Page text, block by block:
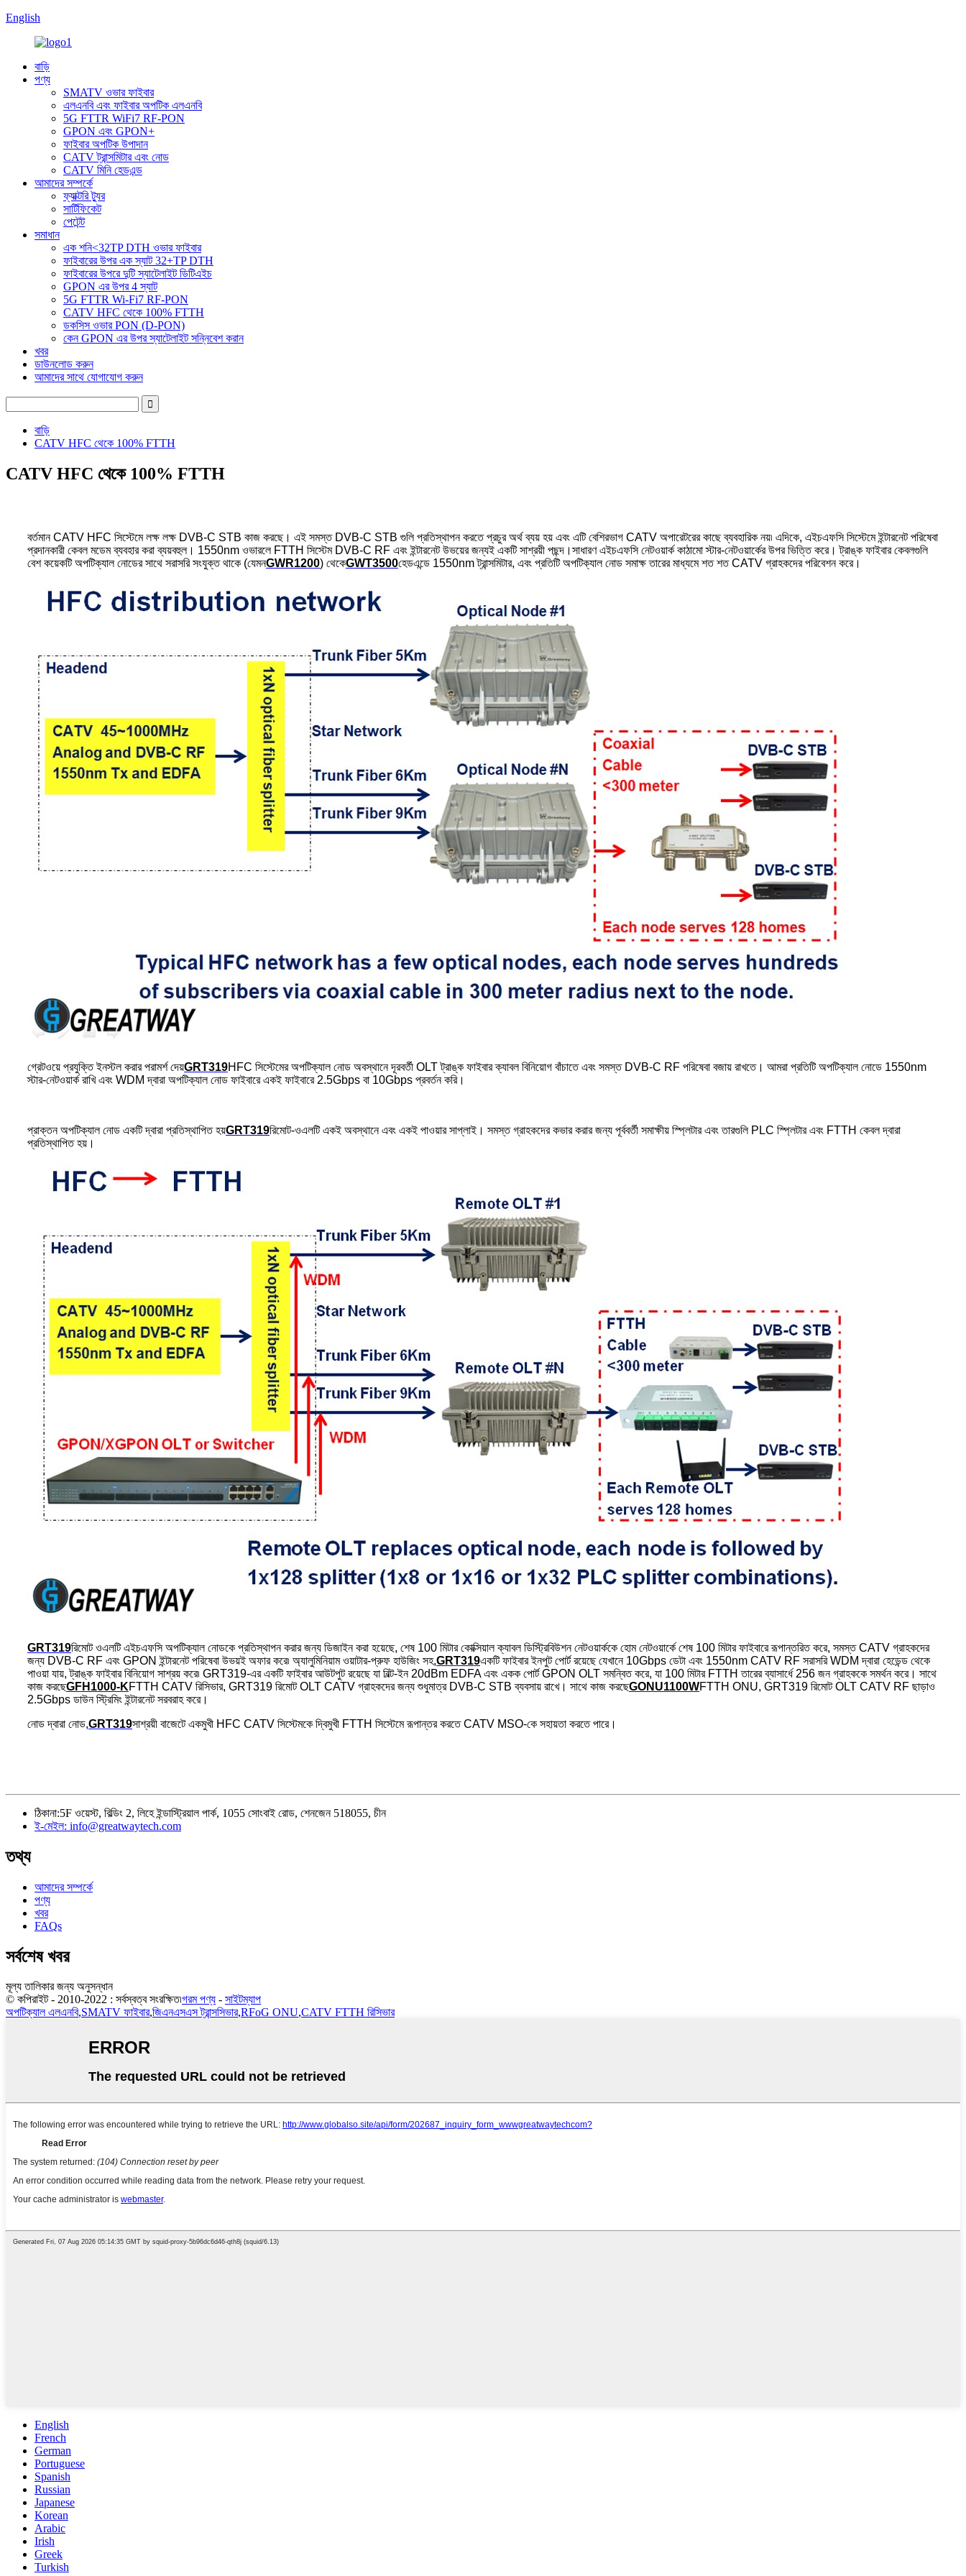
English
বাড়ি
পণ্য
SMATV ওভার ফাইবার
এলএনবি এবং ফাইবার অপটিক এলএনবি
5G FTTR WiFi7 RF-PON
GPON এবং GPON+
ফাইবার অপটিক উপাদান
CATV ট্রান্সমিটার এবং নোড
CATV মিনি হেডএন্ড
আমাদের সম্পর্কে
ফ্যাক্টরি ট্যুর
সার্টিফিকেট
পেটেন্ট
সমাধান
এক শনি<32TP DTH ওভার ফাইবার
ফাইবারের উপর এক স্যাট 32+TP DTH
ফাইবারের উপরে দুটি স্যাটেলাইট ডিটিএইচ
GPON এর উপর 4 স্যাট
5G FTTR Wi-Fi7 RF-PON
CATV HFC থেকে 100% FTTH
ডকসিস ওভার PON (D-PON)
কেন GPON এর উপর স্যাটেলাইট সন্নিবেশ করান
খবর
ডাউনলোড করুন
আমাদের সাথে যোগাযোগ করুন
বাড়ি
CATV HFC থেকে 100% FTTH
CATV HFC থেকে 100% FTTH
বর্তমান CATV HFC সিস্টেমে লক্ষ লক্ষ DVB-C STB কাজ করছে। এই সমস্ত DVB-C STB গুলি প্রতিস্থাপন করতে প্রচুর অর্থ ব্যয় হয় এবং এটি বেশিরভাগ CATV অপারেটরের কাছে ব্যবহারিক নয়৷ এদিকে, এইচএফসি সিস্টেমে ইন্টারনেট পরিষেবা
প্রদানকারী কেবল মডেম ব্যবহার করা ব্যয়বহুল। 1550nm ওভারলে FTTH সিস্টেম DVB-C RF এবং ইন্টারনেট উভয়ের জন্যই একটি সাশ্রয়ী পছন্দ। সাধারণ এইচএফসি নেটওয়ার্ক কাঠামো স্টার-নেটওয়ার্কের উপর ভিত্তি করে। ট্রাঙ্ক ফাইবার কেবলগুলি
বেশ কয়েকটি অপটিক্যাল নোডের সাথে সরাসরি সংযুক্ত থাকে (যেমনGWR1200) থেকেGWT3500হেডএন্ডে 1550nm ট্রান্সমিটার, এবং প্রতিটি অপটিক্যাল নোড সমাক্ষ তারের মাধ্যমে শত শত CATV গ্রাহকদের পরিবেশন করে।
গ্রেটওয়ে প্রযুক্তি ইনস্টল করার পরামর্শ দেয়GRT319HFC সিস্টেমের অপটিক্যাল নোড অবস্থানে দূরবর্তী OLT ট্রাঙ্ক ফাইবার ক্যাবল বিনিয়োগ বাঁচাতে এবং সমস্ত DVB-C RF পরিষেবা বজায় রাখতে। আমরা প্রতিটি অপটিক্যাল নোডে 1550nm
স্টার-নেটওয়ার্ক রাখি এবং WDM দ্বারা অপটিক্যাল নোড ফাইবারে একই ফাইবারে 2.5Gbps বা 10Gbps প্রবর্তন করি।
প্রাক্তন অপটিক্যাল নোড একটি দ্বারা প্রতিস্থাপিত হয়GRT319রিমোট-ওএলটি একই অবস্থানে এবং একই পাওয়ার সাপ্লাই। সমস্ত গ্রাহকদের কভার করার জন্য পূর্ববর্তী সমাক্ষীয় স্প্লিটার এবং তারগুলি PLC স্প্লিটার এবং FTTH কেবল দ্বারা
প্রতিস্থাপিত হয়।
GRT319রিমোট ওএলটি এইচএফসি অপটিক্যাল নোডকে প্রতিস্থাপন করার জন্য ডিজাইন করা হয়েছে, শেষ 100 মিটার কোক্সিয়াল ক্যাবল ডিস্ট্রিবিউশন নেটওয়ার্ককে হোম নেটওয়ার্কে শেষ 100 মিটার ফাইবারে রূপান্তরিত করে, সমস্ত CATV গ্রাহকদের
জন্য DVB-C RF এবং GPON ইন্টারনেট পরিষেবা উভয়ই অফার করে৷ অ্যালুমিনিয়াম ওয়াটার-প্রুফ হাউজিং সহ,GRT319একটি ফাইবার ইনপুট পোর্ট রয়েছে যেখানে 10Gbps ডেটা এবং 1550nm CATV RF সরাসরি WDM দ্বারা হেডেন্ড থেকে
পাওয়া যায়, ট্রাঙ্ক ফাইবার বিনিয়োগ সাশ্রয় করে৷ GRT319-এর একটি ফাইবার আউটপুট রয়েছে যা বিল্ট-ইন 20dBm EDFA এবং একক পোর্ট GPON OLT সমন্বিত করে, যা 100 মিটার FTTH তারের ব্যাসার্ধে 256 জন গ্রাহককে সমর্থন করে। সাথে
কাজ করছেGFH1000-KFTTH CATV রিসিভার, GRT319 রিমোট OLT CATV গ্রাহকদের জন্য শুধুমাত্র DVB-C STB ব্যবসায় রাখে। সাথে কাজ করছেGONU1100WFTTH ONU, GRT319 রিমোট OLT CATV RF ছাড়াও
2.5Gbps ডাউন স্ট্রিমিং ইন্টারনেট সরবরাহ করে।
নোড দ্বারা নোড,GRT319সাশ্রয়ী বাজেটে একমুখী HFC CATV সিস্টেমকে দ্বিমুখী FTTH সিস্টেমে রূপান্তর করতে CATV MSO-কে সহায়তা করতে পারে।
ঠিকানা:5F ওয়েস্ট, বিল্ডিং 2, লিহে ইন্ডাস্ট্রিয়াল পার্ক, 1055 সোংবাই রোড, শেনজেন 518055, চীন
ই-মেইল: info@greatwaytech.com
তথ্য
আমাদের সম্পর্কে
পণ্য
খবর
FAQs
সর্বশেষ খবর
মূল্য তালিকার জন্য অনুসন্ধান
© কপিরাইট - 2010-2022 : সর্বস্বত্ব সংরক্ষিত৷গরম পণ্য - সাইটম্যাপ
অপটিক্যাল এলএনবি,SMATV ফাইবার,জিএনএসএস ট্রান্সসিভার,RFoG ONU,CATV FTTH রিসিভার
English
French
German
Portuguese
Spanish
Russian
Japanese
Korean
Arabic
Irish
Greek
Turkish